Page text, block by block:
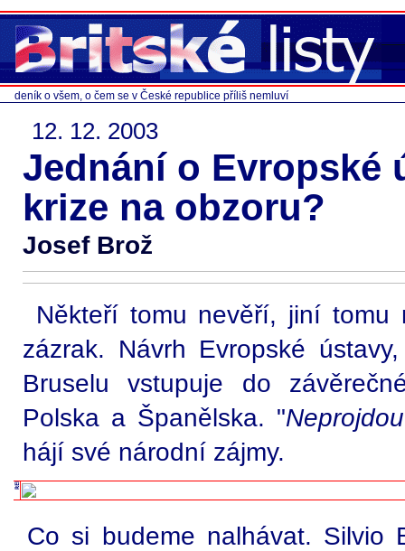
deník o všem, o čem se v České republice příliš nemluví
12. 12. 2003
Jednání o Evropské
krize na obzoru?
Josef Brož
Někteří tomu nevěří, jiní tomu
zázrak. Návrh Evropské
Bruselu vstupuje do
Polska a Španělska. "Neprojdou
hájí své národní zájmy.
Co si budeme nalhávat. Silvio